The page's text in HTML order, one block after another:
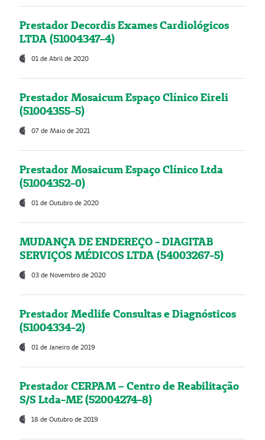
Prestador Decordis Exames Cardiológicos
LTDA (51004347-4)
01 de Abril de 2020
Prestador Mosaicum Espaço Clínico Eireli
(51004355-5)
07 de Maio de 2021
Prestador Mosaicum Espaço Clínico Ltda
(51004352-0)
01 de Outubro de 2020
MUDANÇA DE ENDEREÇO - DIAGITAB
SERVIÇOS MÉDICOS LTDA (54003267-5)
03 de Novembro de 2020
Prestador Medlife Consultas e Diagnósticos
(51004334-2)
01 de Janeiro de 2019
Prestador CERPAM – Centro de Reabilitação
S/S Ltda-ME (52004274-8)
18 de Outubro de 2019